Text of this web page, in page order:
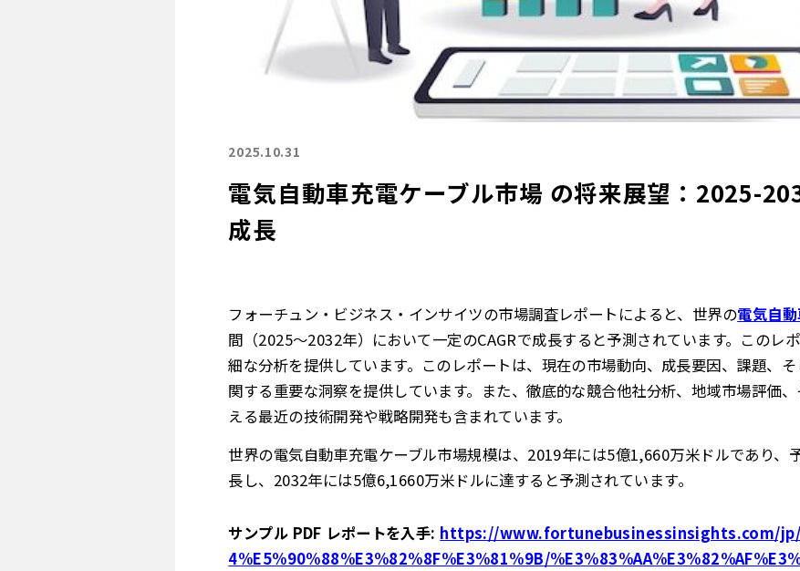
2025.10.31
電気自動車充電ケーブル市場 の将来展望：2025-
成長
フォーチュン・ビジネス・インサイツの市場調査レポートによると、世界の電気自
間（2025～2032年）において一定のCAGRで成長すると予測されています。このレ
細な分析を提供しています。このレポートは、現在の市場動向、成長要因、課題、
関する重要な洞察を提供しています。また、徹底的な競合他社分析、地域市場評価
える最近の技術開発や戦略開発も含まれています。
世界の電気自動車充電ケーブル市場規模は、2019年には5億1,660万米ドルであり、
長し、2032年には5億6,1660万米ドルに達すると予測されています。
サンプル PDF レポートを入手: https://www.fortunebusinessinsights.com/jp/
4%E5%90%88%E3%82%8F%E3%81%9B/